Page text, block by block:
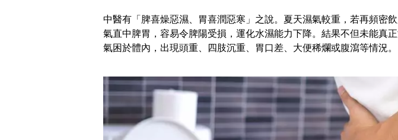
中醫有「脾喜燥惡濕、胃喜潤惡寒」之說。夏天濕氣較重，若再頻密
氣直中脾胃，容易令脾陽受損，運化水濕能力下降。結果不但未能真
氣困於體內，出現頭重、四肢沉重、胃口差、大便稀爛或腹瀉等情況。